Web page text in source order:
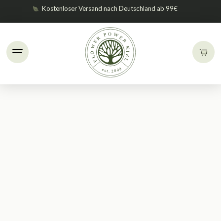
Kostenloser Versand nach Deutschland ab 99€